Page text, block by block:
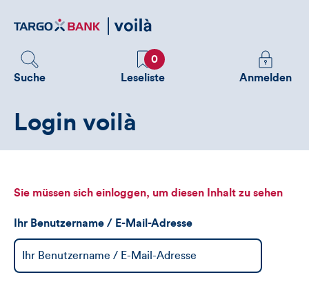
zum
Suche
Favoriten
0
Leseliste
Melden
Sie
sehen
Anmelden
Login voilà
Sie müssen sich einloggen, um diesen Inhalt zu sehen
Ihr Benutzername / E-Mail-Adresse